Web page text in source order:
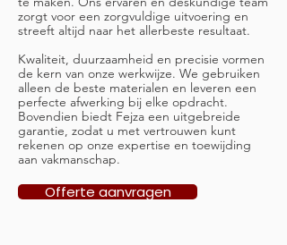
zorgt voor een zorgvuldige uitvoering en
streeft altijd naar het allerbeste resultaat.
Kwaliteit, duurzaamheid en precisie vormen
de kern van onze werkwijze. We gebruiken
alleen de beste materialen en leveren een
perfecte afwerking bij elke opdracht.
Bovendien biedt Fejza een uitgebreide
garantie, zodat u met vertrouwen kunt
rekenen op onze expertise en toewijding
aan vakmanschap.
Offerte aanvragen